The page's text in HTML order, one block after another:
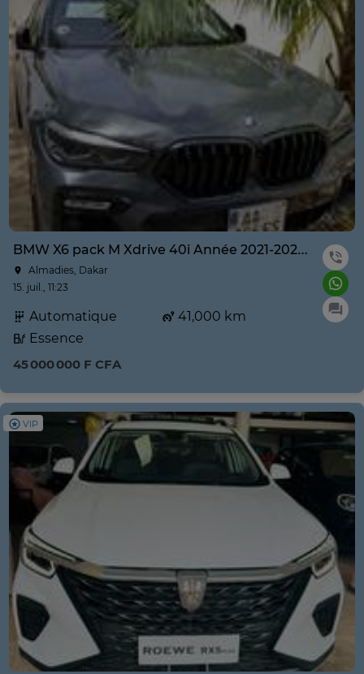
BMW X6 pack M Xdrive 40i Année 2021-2022 prix négociable
Almadies, Dakar
15. juil., 11:23
Automatique
41,000 km
Essence
45 000 000 F CFA
VIP